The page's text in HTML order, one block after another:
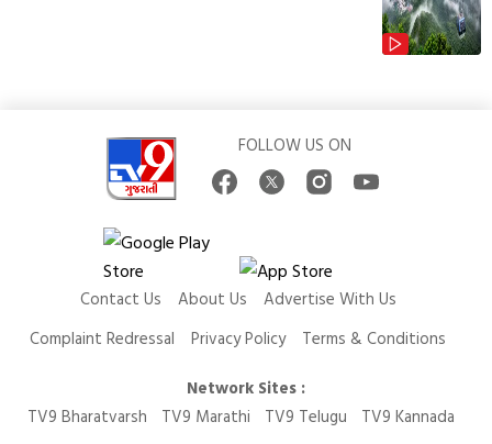
FOLLOW US ON
Contact Us About Us
Advertise With Us
Complaint Redressal
Privacy Policy
Terms & Conditions
Network Sites :
TV9 Bharatvarsh
TV9 Marathi TV9 Telugu
TV9 Kannada